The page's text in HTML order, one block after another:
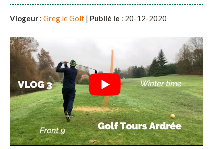
Vlogeur : Greg le Golf | Publié le : 20-12-2020